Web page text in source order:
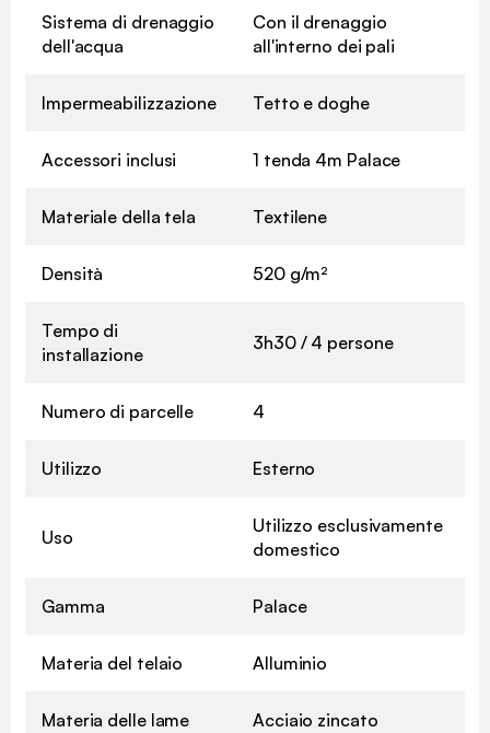
Sistema di drenaggio
dell'acqua
Con il drenaggio
all'interno dei pali
Impermeabilizzazione Tetto e doghe
Accessori inclusi 1 tenda 4m Palace
Materiale della tela Textilene
Densità 520 g/m²
Tempo di
installazione
3h30 / 4 persone
Numero di parcelle 4
Utilizzo Esterno
Uso
Utilizzo esclusivamente
domestico
Gamma Palace
Materia del telaio Alluminio
Materia delle lame Acciaio zincato